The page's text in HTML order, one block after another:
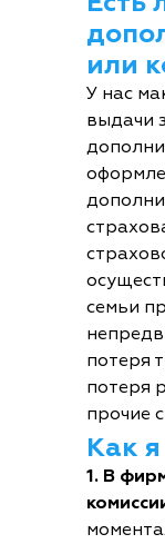
или
У нас
выдачи
семьи
потеря
потеря
прочие
Как
1. В